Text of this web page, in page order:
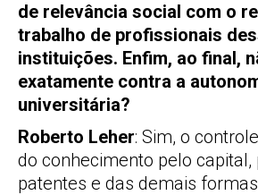
de relevância social com o
trabalho de profissionais
instituições. Enfim, ao final,
exatamente contra a
universitária?
Roberto Leher: Sim, o
do conhecimento pelo capital,
patentes e das demais